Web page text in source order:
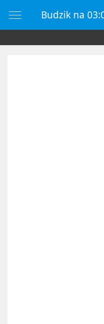
Budzik na